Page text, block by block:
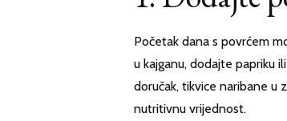
Početak dana s povrćem
u kajganu, dodajte papriku
doručak, tikvice naribane u
nutritivnu vrijednost.